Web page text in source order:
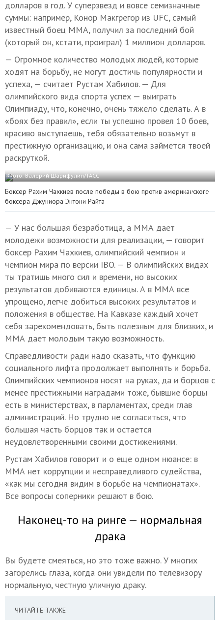
долларов в год. У суперзвезд и вовсе семизначные
суммы: например, Конор Макгрегор из UFC, самый
известный боец ММА, получил за последний бой
(который он, кстати, проиграл) 1 миллион долларов.
— Огромное количество молодых людей, которые
ходят на борьбу, не могут достичь популярности и
успеха, — считает Рустам Хабилов. — Для
олимпийского вида спорта успех — выиграть
Олимпиаду, что, конечно, очень тяжело сделать. А в
«боях без правил», если ты успешно провел 10 боев,
красиво выступаешь, тебя обязательно возьмут в
престижную организацию, и она сама займется твоей
раскруткой.
Фото: Валерий Шарифулин/ТАСС
Боксер Рахим Чахкиев после победы в бою против американского
боксера Джуниора Энтони Райта
— У нас большая безработица, а ММА дает
молодежи возможности для реализации, — говорит
боксер Рахим Чахкиев, олимпийский чемпион и
чемпион мира по версии IBO. — В олимпийских видах
ты тратишь много сил и времени, но высоких
результатов добиваются единицы. А в ММА все
упрощено, легче добиться высоких результатов и
положения в обществе. На Кавказе каждый хочет
себя зарекомендовать, быть полезным для близких, и
ММА дает молодым такую возможность.
Справедливости ради надо сказать, что функцию
социального лифта продолжает выполнять и борьба.
Олимпийских чемпионов носят на руках, да и борцов с
менее престижными наградами тоже, бывшие борцы
есть в министерствах, в парламентах, среди глав
администраций. Но трудно не согласиться, что
большая часть борцов так и остается
неудовлетворенными своими достижениями.
Рустам Хабилов говорит и о еще одном нюансе: в
ММА нет коррупции и несправедливого судейства,
«как мы сегодня видим в борьбе на чемпионатах».
Все вопросы соперники решают в бою.
Наконец-то на ринге — нормальная
драка
Вы будете смеяться, но это тоже важно. У многих
загорелись глаза, когда они увидели по телевизору
нормальную, честную уличную драку.
ЧИТАЙТЕ ТАКЖЕ